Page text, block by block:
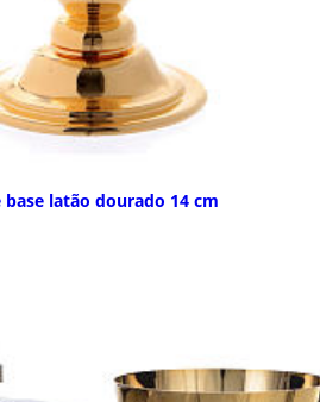
latão dourado 14 cm